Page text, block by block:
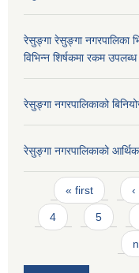
रेसुङ्गा रेसुङ्गा नगरपालिका
विभिन्न शिर्षकमा रकम
रेसुङ्गा नगरपालिकाको
रेसुङ्गा नगरपालिकाको
Pages
« first
4 5